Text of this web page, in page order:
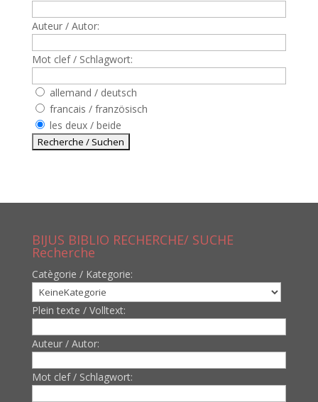
Auteur / Autor:
Mot clef / Schlagwort:
allemand / deutsch
francais / französisch
les deux / beide
BIJUS BIBLIO RECHERCHE/ SUCHE
Recherche
Catègorie / Kategorie:
Plein texte / Volltext:
Auteur / Autor:
Mot clef / Schlagwort: